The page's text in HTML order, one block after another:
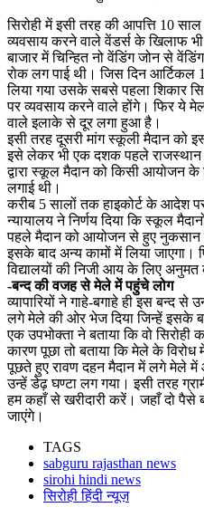
सिरोही में इसी तरह की आपत्ति 10
व्यवसाय करने वाले वेंडर्स के खिलाफ
बाजार में चिन्हित नो वेंडिंग जोन से
रोक लग पाई थी। जिस दिन आर्टिकल
लिया गया उसके सबसे पहला शिकार
पर व्यवसाय करने वाले होंगे। फिर ये
वाले इलाके से दूर लगा हुआ है।
इसी तरह दूसरी मांग स्कूली मैदान को
इसे लेकर भी एक दशक पहले राजस्थान
द्वारा स्कूल मैदान को किसी आयोजन के
लगाई थी।
करीब 5 सालों तक हाइकोर्ट के आदेश
न्यायालय ने निर्णय दिया कि स्कूल
पहले मैदान को आयोजन से हुए नुकसान
इसके बाद अन्य कामों में लिया जाएगा।
विद्यालयों की निजी आय के लिए अनुमत
-बन्द की वजह से मेले में पहुंचे लोग
व्यापारियों ने गाहे-बगाहे ही इस बन्द
लगे मेले की ओर भेज दिया जिन्हें इसके
एक उपभोक्ता ने बताया कि वो
कारण पूछा तो बताया कि मेले के
पूछते हुए रावण दहन मैदान में लगे मेले में
उन्हें डेढ़ घण्टा लग गया। इसी तरह
हम कहाँ से खरीदारी करें। जहाँ दो पैसे
जाएंगे।
TAGS
sabguru rajasthan news
sirohi hindi news
सिरोही हिंदी न्यूज़